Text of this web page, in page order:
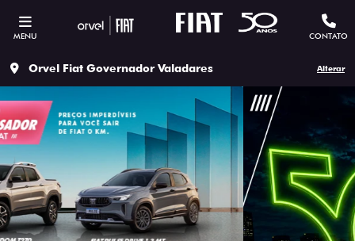
MENU CONTATO
Orvel Fiat Governador Valadares Alterar